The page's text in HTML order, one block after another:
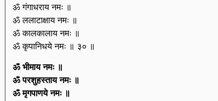
ॐ गंगाधराय नमः ॥
ॐ ललाटाक्षाय नमः ॥
ॐ कालकालाय नमः ॥
ॐ कृपानिधये नमः ॥ ३० ॥
ॐ भीमाय नमः ॥
ॐ परशुहस्ताय नमः ॥
ॐ मृगपाणये नमः ॥